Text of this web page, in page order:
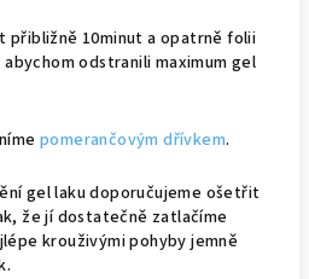
přibližně 10minut a opatrně folii
odstranili maximum gel
pomerančovým dřívkem.
gel laku doporučujeme ošetřit
že jí dostatečně zatlačíme
krouživými pohyby jemně